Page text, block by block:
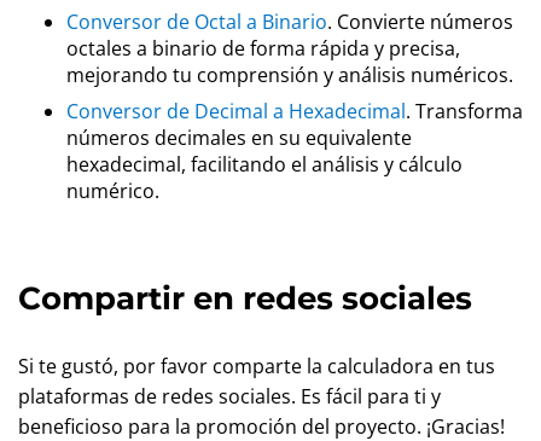
Conversor de Octal a Binario. Convierte números
octales a binario de forma rápida y precisa,
mejorando tu comprensión y análisis numéricos.
Conversor de Decimal a Hexadecimal. Transforma
números decimales en su equivalente
hexadecimal, facilitando el análisis y cálculo
numérico.
Compartir en redes sociales
Si te gustó, por favor comparte la calculadora en tus
plataformas de redes sociales. Es fácil para ti y
beneficioso para la promoción del proyecto. ¡Gracias!